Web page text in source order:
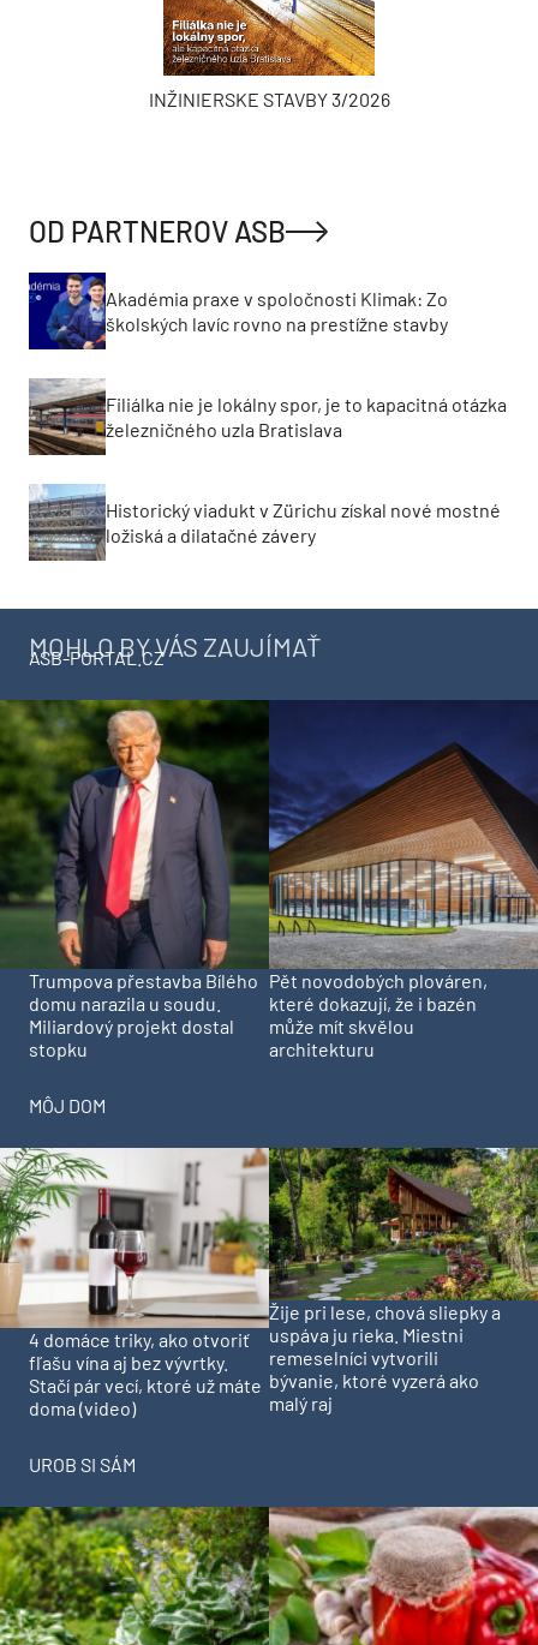
INŽINIERSKE STAVBY 3/2026
OD PARTNEROV ASB
Akadémia praxe v spoločnosti Klimak: Zo
školských lavíc rovno na prestížne stavby
Filiálka nie je lokálny spor, je to kapacitná otázka
železničného uzla Bratislava
Historický viadukt v Zürichu získal nové mostné
ložiská a dilatačné závery
MOHLO BY VÁS ZAUJÍMAŤ
ASB-PORTAL.CZ
Trumpova přestavba Bílého
domu narazila u soudu.
Miliardový projekt dostal
stopku
Pět novodobých plováren,
které dokazují, že i bazén
může mít skvělou
architekturu
MÔJ DOM
4 domáce triky, ako otvoriť
fľašu vína aj bez vývrtky.
Stačí pár vecí, ktoré už máte
doma (video)
Žije pri lese, chová sliepky a
uspáva ju rieka. Miestni
remeselníci vytvorili
bývanie, ktoré vyzerá ako
malý raj
UROB SI SÁM